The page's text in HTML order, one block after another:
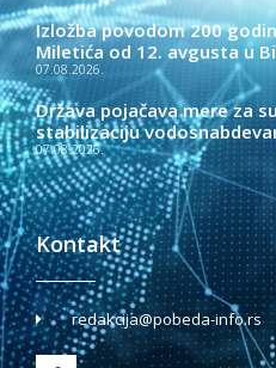
Izložba povodom 200
Miletića od 12. avgusta u
07.08.2026.
Država pojačava mere za
stabilizaciju
07.08.2026.
Kontakt
redakcija@pobeda-info.rs